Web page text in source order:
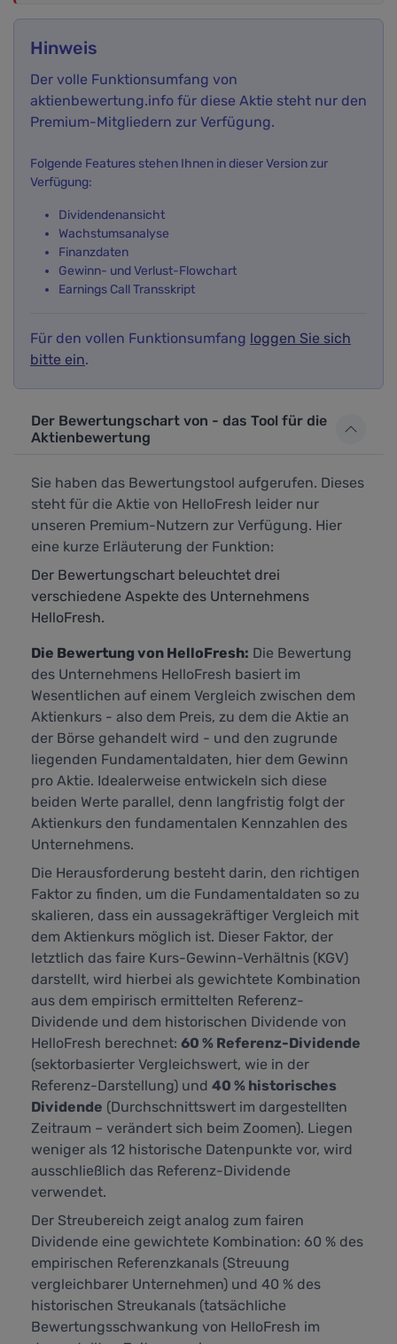
Hinweis
Der volle Funktionsumfang von
aktienbewertung.info für diese Aktie steht nur den
Premium-Mitgliedern zur Verfügung.
Folgende Features stehen Ihnen in dieser Version zur
Verfügung:
Dividendenansicht
Wachstumsanalyse
Finanzdaten
Gewinn- und Verlust-Flowchart
Earnings Call Transskript
Für den vollen Funktionsumfang loggen Sie sich
bitte ein.
Der Bewertungschart von - das Tool für die
Aktienbewertung
Sie haben das Bewertungstool aufgerufen. Dieses
steht für die Aktie von HelloFresh leider nur
unseren Premium-Nutzern zur Verfügung. Hier
eine kurze Erläuterung der Funktion:
Der Bewertungschart beleuchtet drei
verschiedene Aspekte des Unternehmens
HelloFresh.
Die Bewertung von HelloFresh: Die Bewertung
des Unternehmens HelloFresh basiert im
Wesentlichen auf einem Vergleich zwischen dem
Aktienkurs - also dem Preis, zu dem die Aktie an
der Börse gehandelt wird - und den zugrunde
liegenden Fundamentaldaten, hier dem Gewinn
pro Aktie. Idealerweise entwickeln sich diese
beiden Werte parallel, denn langfristig folgt der
Aktienkurs den fundamentalen Kennzahlen des
Unternehmens.
Die Herausforderung besteht darin, den richtigen
Faktor zu finden, um die Fundamentaldaten so zu
skalieren, dass ein aussagekräftiger Vergleich mit
dem Aktienkurs möglich ist. Dieser Faktor, der
letztlich das faire Kurs-Gewinn-Verhältnis (KGV)
darstellt, wird hierbei als gewichtete Kombination
aus dem empirisch ermittelten Referenz-
Dividende und dem historischen Dividende von
HelloFresh berechnet: 60 % Referenz-Dividende
(sektorbasierter Vergleichswert, wie in der
Referenz-Darstellung) und 40 % historisches
Dividende (Durchschnittswert im dargestellten
Zeitraum – verändert sich beim Zoomen). Liegen
weniger als 12 historische Datenpunkte vor, wird
ausschließlich das Referenz-Dividende
verwendet.
Der Streubereich zeigt analog zum fairen
Dividende eine gewichtete Kombination: 60 % des
empirischen Referenzkanals (Streuung
vergleichbarer Unternehmen) und 40 % des
historischen Streukanals (tatsächliche
Bewertungsschwankung von HelloFresh im